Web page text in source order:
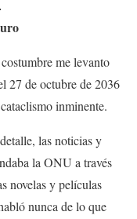
me levanto
27 de octubre de 2036
inminente.
las noticias y
la ONU a través
novelas y películas
nunca de lo que